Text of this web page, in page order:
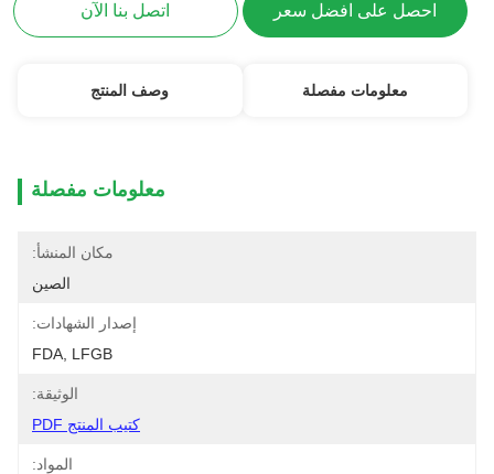
احصل على افضل سعر اتصل بنا الآن
معلومات مفصلة وصف المنتج
معلومات مفصلة
مكان المنشأ:
الصين
إصدار الشهادات:
FDA, LFGB
الوثيقة:
كتيب المنتج PDF
المواد: